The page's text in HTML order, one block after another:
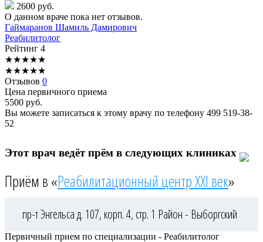
2600 руб.
О данном враче пока нет отзывов.
Гаймаранов Шамиль Дамирович
Реабилитолог
Рейтинг 4
★★★★★
★★★★★
Отзывов 0
Цена первичного приема
5500 руб.
Вы можете записаться к этому врачу по телефону 499 519-38-
52
Этот врач ведёт прём в следующих клиниках
Приём в «Реабилитационный центр XXI век»
пр-т Энгельса д. 107, корп. 4, стр. 1 Район - Выборгский
Первичный прием по специализации - Реабилитолог